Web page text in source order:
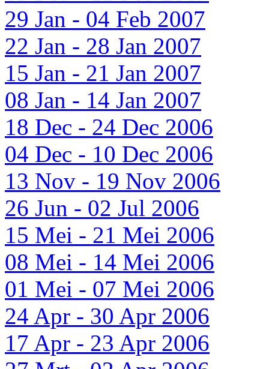
29 Jan - 04 Feb 2007
22 Jan - 28 Jan 2007
15 Jan - 21 Jan 2007
08 Jan - 14 Jan 2007
18 Dec - 24 Dec 2006
04 Dec - 10 Dec 2006
13 Nov - 19 Nov 2006
26 Jun - 02 Jul 2006
15 Mei - 21 Mei 2006
08 Mei - 14 Mei 2006
01 Mei - 07 Mei 2006
24 Apr - 30 Apr 2006
17 Apr - 23 Apr 2006